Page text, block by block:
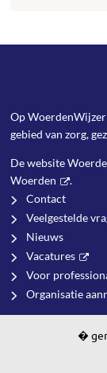
Op
gebied van zorg,
De website
Woerden
.
Contact
Veelgestelde
Nieuws
Vacatures
Voor
Organisatie